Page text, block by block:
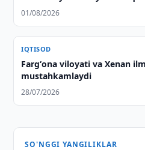
01/08/2026
IQTISOD
Fargʻona viloyati va Xenan
mustahkamlaydi
28/07/2026
SO'NGGI YANGILIKLAR